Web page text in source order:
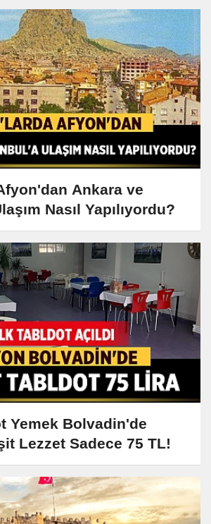
Ankara ve
Nasıl Yapılıyordu?
Yemek Bolvadin'de
Lezzet Sadece 75 TL!